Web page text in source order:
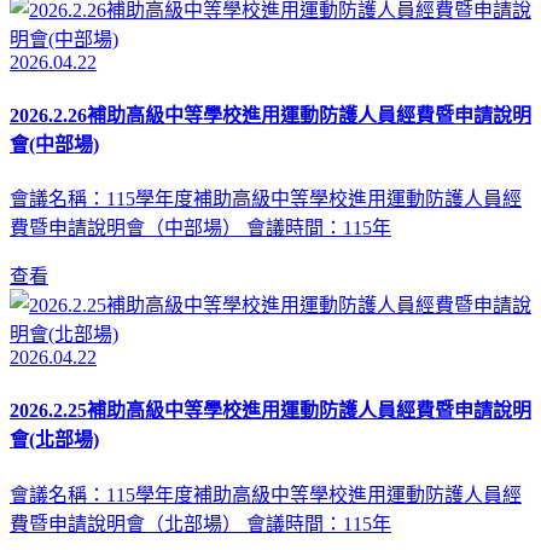
2026.04.22
2026.2.26補助高級中等學校進用運動防護人員經費暨申請說明
會(中部場)
會議名稱：115學年度補助高級中等學校進用運動防護人員經
費暨申請說明會（中部場） 會議時間：115年
查看
2026.04.22
2026.2.25補助高級中等學校進用運動防護人員經費暨申請說明
會(北部場)
會議名稱：115學年度補助高級中等學校進用運動防護人員經
費暨申請說明會（北部場） 會議時間：115年